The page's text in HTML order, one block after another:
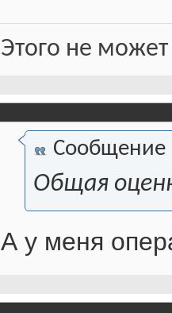
Этого не
Сообщение
Общая
А у меня